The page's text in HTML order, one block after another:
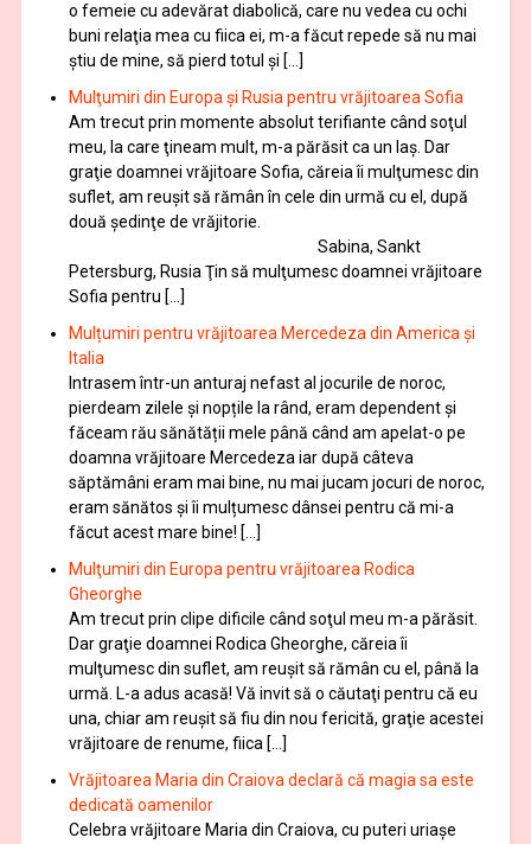
o femeie cu adevărat diabolică, care nu vedea cu ochi
buni relaţia mea cu fiica ei, m-a făcut repede să nu mai
ştiu de mine, să pierd totul şi […]
Mulţumiri din Europa și Rusia pentru vrăjitoarea Sofia
Am trecut prin momente absolut terifiante când soţul
meu, la care ţineam mult, m-a părăsit ca un laş. Dar
graţie doamnei vrăjitoare Sofia, căreia îi mulţumesc din
suflet, am reuşit să rămân în cele din urmă cu el, după
două şedinţe de vrăjitorie.
Sabina, Sankt
Petersburg, Rusia Ţin să mulţumesc doamnei vrăjitoare
Sofia pentru […]
Mulțumiri pentru vrăjitoarea Mercedeza din America și
Italia
Intrasem într-un anturaj nefast al jocurile de noroc,
pierdeam zilele și nopțile la rând, eram dependent și
făceam rău sănătății mele până când am apelat-o pe
doamna vrăjitoare Mercedeza iar după câteva
săptămâni eram mai bine, nu mai jucam jocuri de noroc,
eram sănătos și îi mulțumesc dânsei pentru că mi-a
făcut acest mare bine! […]
Mulţumiri din Europa pentru vrăjitoarea Rodica
Gheorghe
Am trecut prin clipe dificile când soţul meu m-a părăsit.
Dar graţie doamnei Rodica Gheorghe, căreia îi
mulţumesc din suflet, am reuşit să rămân cu el, până la
urmă. L-a adus acasă! Vă invit să o căutaţi pentru că eu
una, chiar am reuşit să fiu din nou fericită, graţie acestei
vrăjitoare de renume, fiica […]
Vrăjitoarea Maria din Craiova declară că magia sa este
dedicată oamenilor
Celebra vrăjitoare Maria din Craiova, cu puteri uriașe